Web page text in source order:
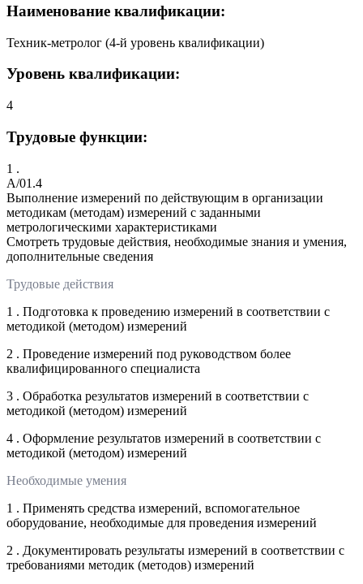
Наименование квалификации:
Техник-метролог (4-й уровень квалификации)
Уровень квалификации:
4
Трудовые функции:
1 .
A/01.4
Выполнение измерений по действующим в организации
методикам (методам) измерений с заданными
метрологическими характеристиками
Смотреть трудовые действия, необходимые знания и умения,
дополнительные сведения
Трудовые действия
1 . Подготовка к проведению измерений в соответствии с
методикой (методом) измерений
2 . Проведение измерений под руководством более
квалифицированного специалиста
3 . Обработка результатов измерений в соответствии с
методикой (методом) измерений
4 . Оформление результатов измерений в соответствии с
методикой (методом) измерений
Необходимые умения
1 . Применять средства измерений, вспомогательное
оборудование, необходимые для проведения измерений
2 . Документировать результаты измерений в соответствии с
требованиями методик (методов) измерений